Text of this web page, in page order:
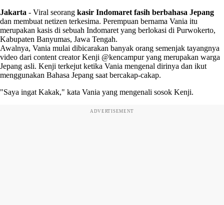
Jakarta - Viral seorang kasir Indomaret fasih berbahasa Jepang
dan membuat netizen terkesima. Perempuan bernama Vania itu
merupakan kasis di sebuah Indomaret yang berlokasi di Purwokerto,
Kabupaten Banyumas, Jawa Tengah.
Awalnya, Vania mulai dibicarakan banyak orang semenjak tayangnya
video dari content creator Kenji @kencampur yang merupakan warga
Jepang asli. Kenji terkejut ketika Vania mengenal dirinya dan ikut
menggunakan Bahasa Jepang saat bercakap-cakap.
"Saya ingat Kakak," kata Vania yang mengenali sosok Kenji.
ADVERTISEMENT